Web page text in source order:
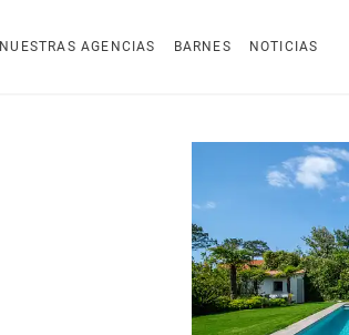
NUESTRAS AGENCIAS BARNES NOTICIAS